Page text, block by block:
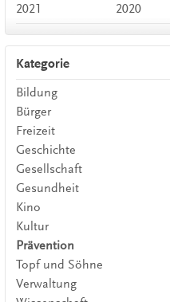
2021 2020
Kategorie
Bildung
Bürger
Freizeit
Geschichte
Gesellschaft
Gesundheit
Kino
Kultur
Prävention
Topf und Söhne
Verwaltung